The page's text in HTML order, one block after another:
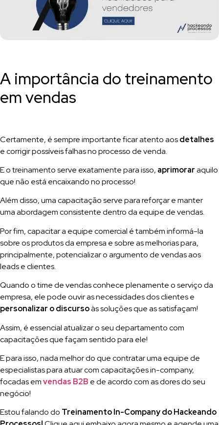
A importância do treinamento
em vendas
Certamente, é sempre importante ficar atento aosdetalhes
e corrigir possíveis falhas no processo de venda.
E o treinamento serve exatamente para isso, aprimoraraquilo
que não está encaixando no processo!
Além disso, uma capacitação serve para reforçar e manter
uma abordagem consistente dentro da equipe de vendas.
Por fim, capacitar a equipe comercial é também informá-la
sobre os produtos da empresa e sobre as melhorias para,
principalmente, potencializar o argumento de vendas aos
leads e clientes.
Quando o time de vendas conhece plenamente o serviço da
empresa, ele pode ouvir as necessidades dos clientes e
personalizar o discursoàs soluções que as satisfaçam!
Assim, é essencial atualizar o seu departamento com
capacitações que façam sentido para ele!
E para isso, nada melhor do que contratar uma equipe de
especialistas para atuar com capacitações in-company,
focadas emvendas B2B e de acordo com as dores do seu
negócio!
Estou falando do Treinamento In-Company do Hackeando